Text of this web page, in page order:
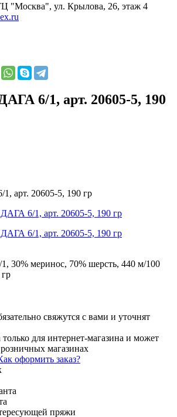
"Москва", ул. Крылова, 26, этаж 4
6/1, арт. 20605-5, 190
арт. 20605-5, 190 гр
меринос, 70% шерсть, 440 м/100
свяжутся с вами и уточнят
для интернет-магазина и может
магазинах
оформить заказ?